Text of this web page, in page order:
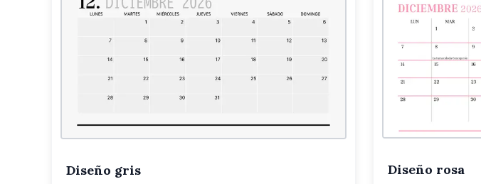
Diseño gris Diseño rosa